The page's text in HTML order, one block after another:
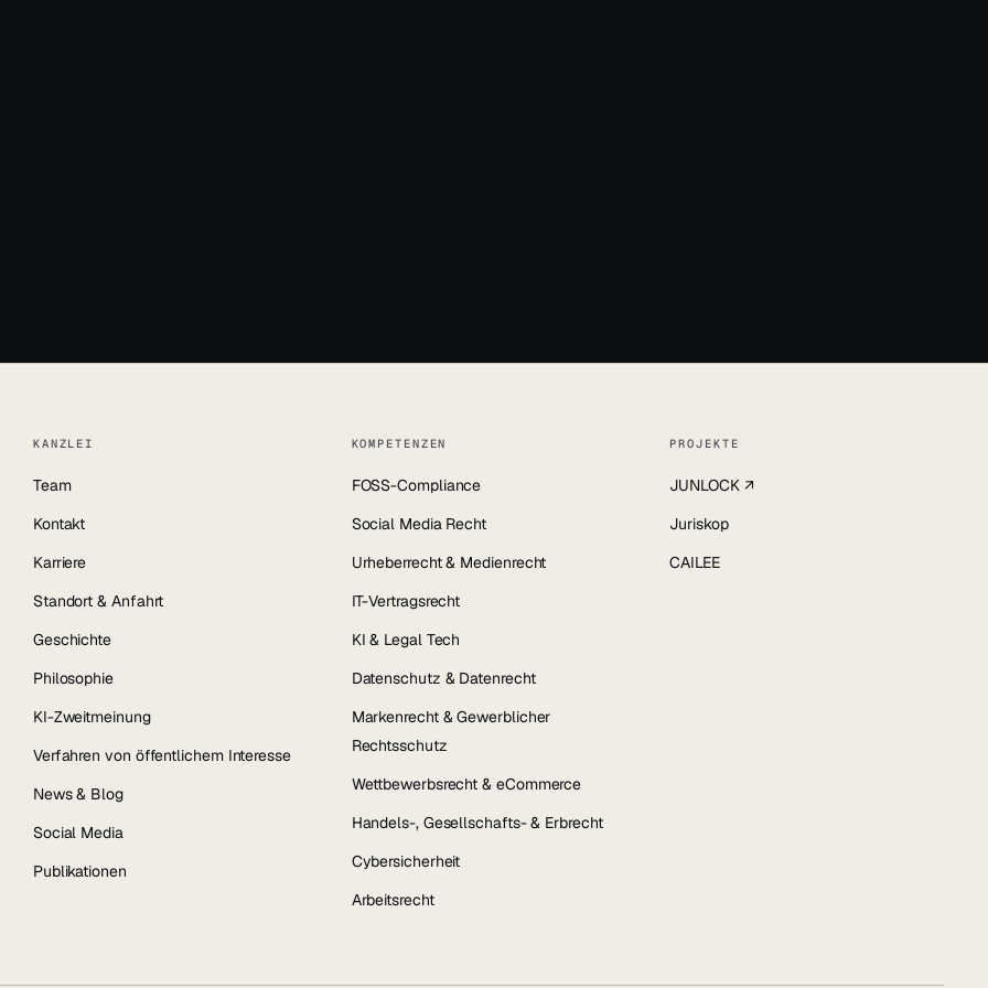
KANZLEI
Team
Kontakt
Karriere
Standort & Anfahrt
Geschichte
Philosophie
KI-Zweitmeinung
Verfahren von öffentlichem Interesse
News & Blog
Social Media
Publikationen
KOMPETENZEN
FOSS-Compliance
Social Media Recht
Urheberrecht & Medienrecht
IT-Vertragsrecht
KI & Legal Tech
Datenschutz & Datenrecht
Markenrecht & Gewerblicher
Rechtsschutz
Wettbewerbsrecht & eCommerce
Handels-, Gesellschafts- & Erbrecht
Cybersicherheit
Arbeitsrecht
PROJEKTE
JUNLOCK ↗
Juriskop
CAILEE